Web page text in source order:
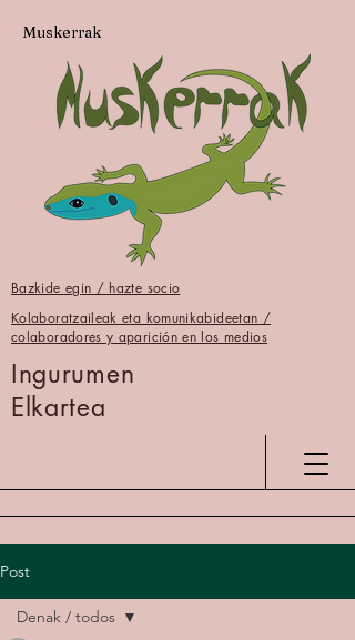
Ingurumen
Elkartea
Bazkide egin / hazte socio
Kolaboratzaileak eta komunikabideetan /
colaboradores y aparición en los medios
Muskerrak
Post
Denak / todos